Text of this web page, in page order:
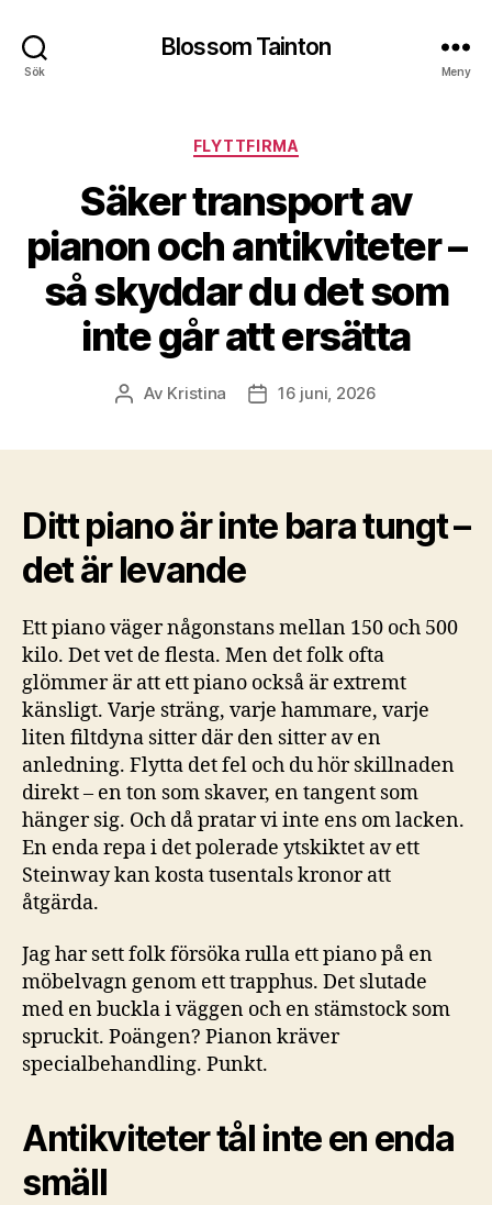
Sök
Blossom Tainton
Meny
Kategorier
FLYTTFIRMA
Säker transport av
pianon och antikviteter –
så skyddar du det som
inte går att ersätta
Inläggsförfattare
Av Kristina Inläggsdatum
16 juni, 2026
Ditt piano är inte bara tungt –
det är levande
Ett piano väger någonstans mellan 150 och 500
kilo. Det vet de flesta. Men det folk ofta
glömmer är att ett piano också är extremt
känsligt. Varje sträng, varje hammare, varje
liten filtdyna sitter där den sitter av en
anledning. Flytta det fel och du hör skillnaden
direkt – en ton som skaver, en tangent som
hänger sig. Och då pratar vi inte ens om lacken.
En enda repa i det polerade ytskiktet av ett
Steinway kan kosta tusentals kronor att
åtgärda.
Jag har sett folk försöka rulla ett piano på en
möbelvagn genom ett trapphus. Det slutade
med en buckla i väggen och en stämstock som
spruckit. Poängen? Pianon kräver
specialbehandling. Punkt.
Antikviteter tål inte en enda
smäll